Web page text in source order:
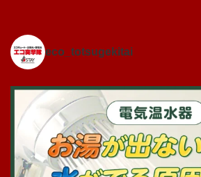
eco_totsugekitai